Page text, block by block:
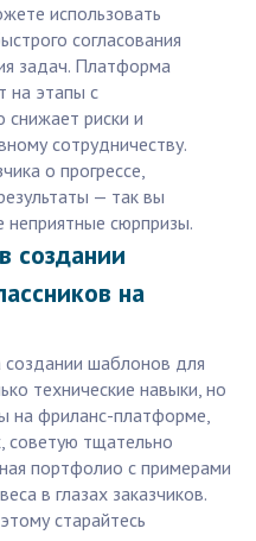
использовать
согласования
задач. Платформа
на этапы с
риски и
сотрудничеству.
о прогрессе,
— так вы
неприятные сюрпризы.
создании
на
создании шаблонов для
технические навыки, но
на фриланс-платформе,
советую тщательно
портфолио с примерами
в глазах заказчиков.
старайтесь